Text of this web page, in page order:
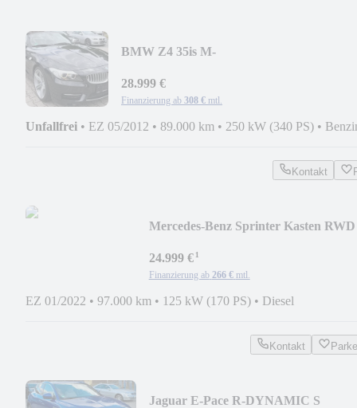
BMW Z4 35is M-
28.999 €
Finanzierung ab 308 € mtl.
Unfallfrei • EZ 05/2012 • 89.000 km • 250 kW (340 PS) •
Kontakt
Mercedes-Benz Sprinter Kasten RWD
24.999 €¹
Finanzierung ab 266 € mtl.
EZ 01/2022 • 97.000 km • 125 kW (170 PS) • Diesel
Kontakt
Jaguar E-Pace R-DYNAMIC S